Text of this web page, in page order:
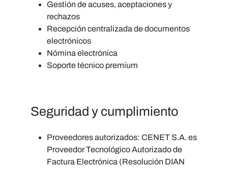
Gestión de acuses, aceptaciones y
rechazos
Recepción centralizada de documentos
electrónicos
Nómina electrónica
Soporte técnico premium
Seguridad y cumplimiento
Proveedores autorizados: CENET S.A. es
Proveedor Tecnológico Autorizado de
Factura Electrónica (Resolución DIAN